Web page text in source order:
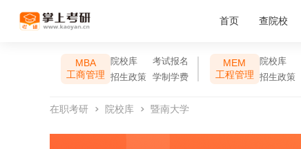
首页 查院校
MBA
工商管理
院校库
考试报名
招生政策
学制学费
MEM
工程管理
院校库
招生政策
在职考研 院校库 暨南大学